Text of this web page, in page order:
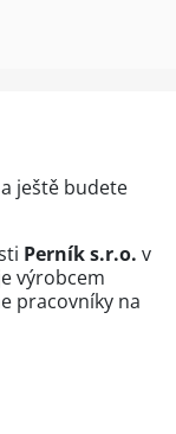
ještě budete
Perník s.r.o. v
výrobcem
pracovníky na